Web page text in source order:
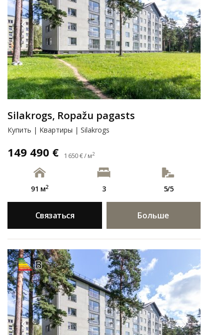
Silakrogs, Ropažu pagasts
Купить | Kвартиры | Silakrogs
149 490 € 1 650 € / м2
91 м2 3 5/5
Связаться Больше
B